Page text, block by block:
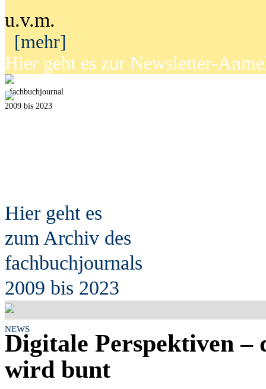
u.v.m.
[mehr]
Hier geht es zur Newsletter-
fachbuchjournal
2009 bis 2023
Hier geht es
zum Archiv des
fachbuchjournals
2009 bis 2023
NEWS
Digitale Perspektiven –
wird bunt